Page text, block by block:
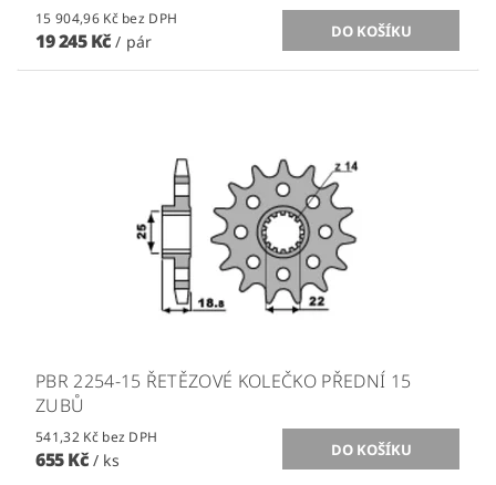
15 904,96 Kč bez DPH
19 245 Kč/ pár
PBR 2254-15 ŘETĚZOVÉ KOLEČKO PŘEDNÍ 15
ZUBŮ
541,32 Kč bez DPH
655 Kč / ks